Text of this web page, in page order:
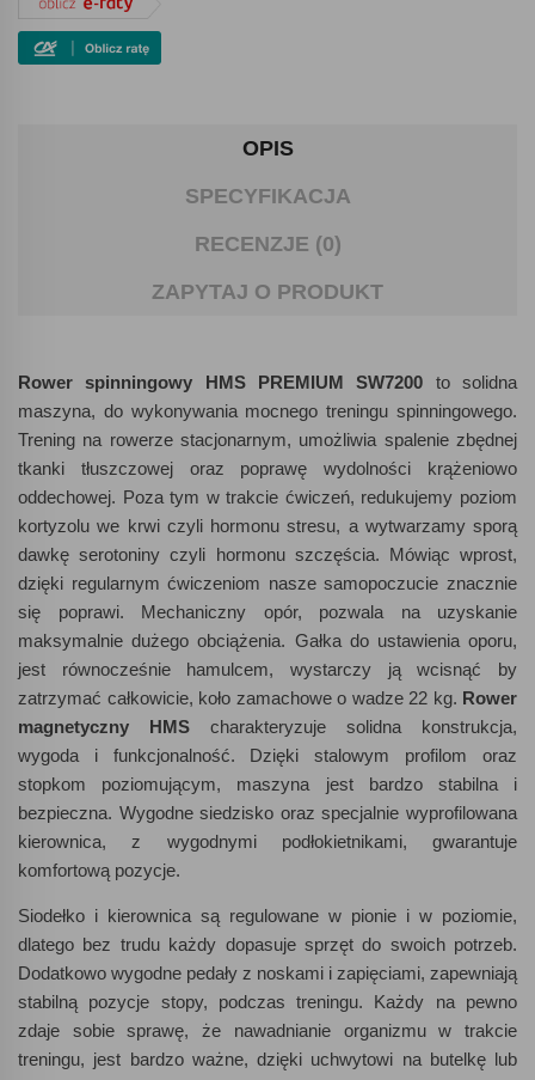
OPIS
SPECYFIKACJA
RECENZJE (0)
ZAPYTAJ O PRODUKT
Rower spinningowy HMS PREMIUM SW7200 to solidna
maszyna, do wykonywania mocnego treningu spinningowego.
Trening na rowerze stacjonarnym, umożliwia spalenie zbędnej
tkanki tłuszczowej oraz poprawę wydolności krążeniowo
oddechowej. Poza tym w trakcie ćwiczeń, redukujemy poziom
kortyzolu we krwi czyli hormonu stresu, a wytwarzamy sporą
dawkę serotoniny czyli hormonu szczęścia. Mówiąc wprost,
dzięki regularnym ćwiczeniom nasze samopoczucie znacznie
się poprawi. Mechaniczny opór, pozwala na uzyskanie
maksymalnie dużego obciążenia. Gałka do ustawienia oporu,
jest równocześnie hamulcem, wystarczy ją wcisnąć by
zatrzymać całkowicie, koło zamachowe o wadze 22 kg. Rower
magnetyczny HMS charakteryzuje solidna konstrukcja,
wygoda i funkcjonalność. Dzięki stalowym profilom oraz
stopkom poziomującym, maszyna jest bardzo stabilna i
bezpieczna. Wygodne siedzisko oraz specjalnie wyprofilowana
kierownica, z wygodnymi podłokietnikami, gwarantuje
komfortową pozycje.
Siodełko i kierownica są regulowane w pionie i w poziomie,
dlatego bez trudu każdy dopasuje sprzęt do swoich potrzeb.
Dodatkowo wygodne pedały z noskami i zapięciami, zapewniają
stabilną pozycje stopy, podczas treningu. Każdy na pewno
zdaje sobie sprawę, że nawadnianie organizmu w trakcie
treningu, jest bardzo ważne, dzięki uchwytowi na butelkę lub